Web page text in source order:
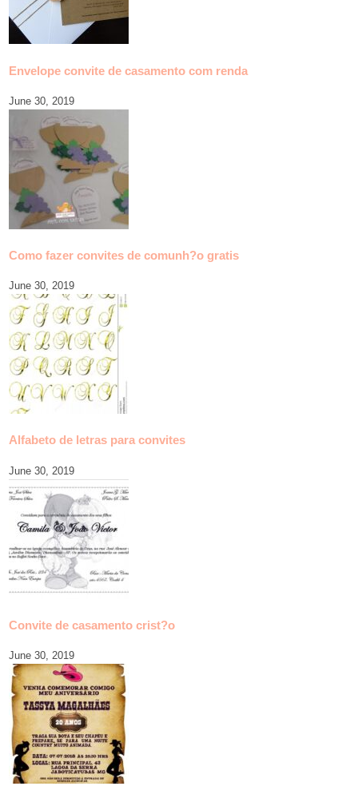
Envelope convite de casamento com renda
June 30, 2019
Como fazer convites de comunh?o gratis
June 30, 2019
Alfabeto de letras para convites
June 30, 2019
Convite de casamento crist?o
June 30, 2019